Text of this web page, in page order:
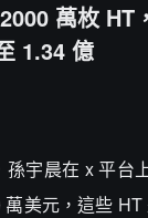
萬枚 HT
1.34 億
宇晨在 x 平台
美元，這些